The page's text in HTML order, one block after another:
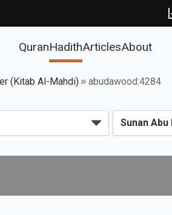
QuranHadithArticlesAbout
(Kitab Al-Mahdi) abudawood:4284